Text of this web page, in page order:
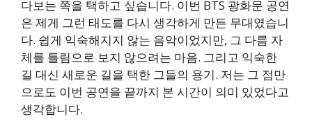
다보는 쪽을 택하고 싶습니다. 이번 BTS 광화문 공연
은 제게 그런 태도를 다시 생각하게 만든 무대였습니
다. 쉽게 익숙해지지 않는 음악이었지만, 그 다름 자
체를 틀림으로 보지 않으려는 마음. 그리고 익숙한
길 대신 새로운 길을 택한 그들의 용기. 저는 그 점만
으로도 이번 공연을 끝까지 본 시간이 의미 있었다고
생각합니다.